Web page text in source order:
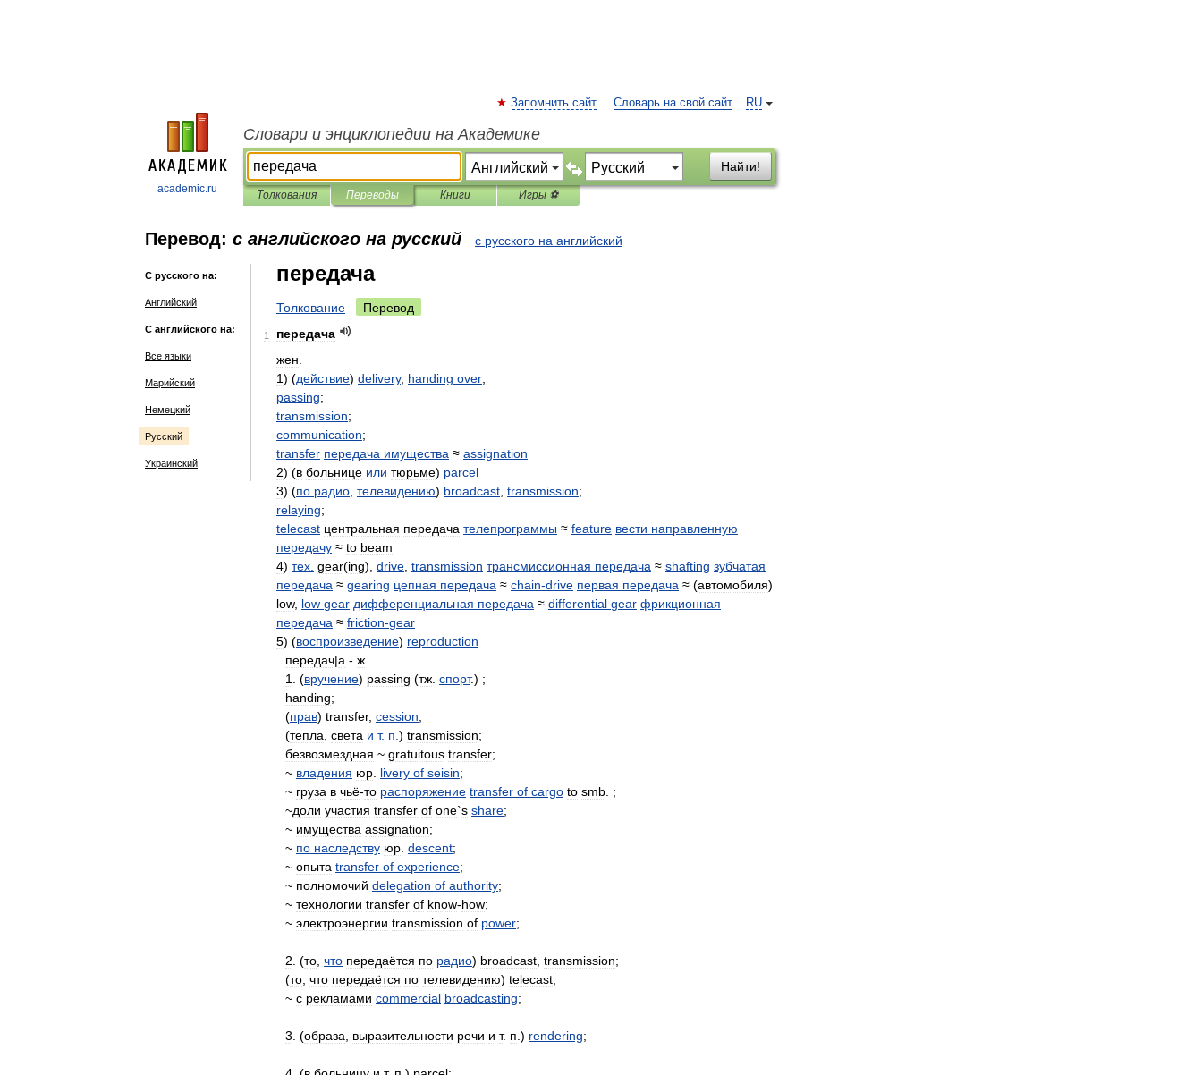
academic.ru
RU
Запомнить сайт Словарь на свой сайт
Словари и энциклопедии на Академике
Найти!
Толкования Переводы Книги Игры ⚽
Перевод: с английского на русский с русского на английский
С русского на:
Английский
С английского на:
Все языки
Марийский
Немецкий
Русский
Украинский
передача
Толкование Перевод
1
передача
жен
1) (действие) delivery, handing over;
passing;
transmission;
communication;
transfer передача имущества ≈ assignation
2) (в больнице или тюрьме) parcel
3) (по радио телевидению) broadcast transmission;
relaying;
telecast центральная передача телепрограммы ≈ feature вести направленную
передачу ≈ to beam
4) тех gear(ing), drive transmission трансмиссионная передача ≈ shafting зубчатая
передача ≈ gearing цепная передача ≈ chain-drive первая передача ≈ (автомобиля)
low, low gear дифференциальная передача ≈ differential gear фрикционная
передача ≈ friction-gear
5) (воспроизведение) reproduction
передач|а - ж
1
. (вручение) passing (тж спорт.) ;
handing;
(прав) transfer, cession;
(тепла света и т. п ) transmission;
безвозмездная ~ gratuitous transfer;
~ владения юр livery of seisin;
~ груза в чьё-то распоряжение transfer of cargo to smb . ;
~доли участия transfer of one`s share;
~ имущества assignation;
~ по наследству юр descent;
~ опыта transfer of experience;
~ полномочий delegation of authority;
~ технологии transfer of know-how;
~ электроэнергии transmission of power;
2 . (то что передаётся по радио) broadcast transmission;
(то что передаётся по телевидению) telecast;
~ с рекламами commercial broadcasting;
3 . (образа выразительности речи и т. п .) rendering;